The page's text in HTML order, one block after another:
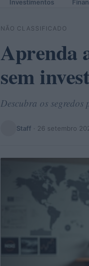
Investimentos
NÃO CLASSIFICADO
Aprenda
sem
Descubra os
Staff · 26 setembro